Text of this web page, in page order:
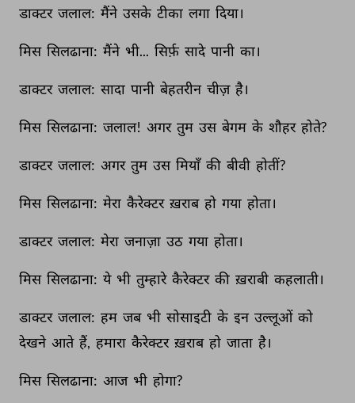
डाक्टर जलाल: मैंने उसके टीका लगा दिया।
मिस सिलढाना: मैंने भी... सिर्फ़ सादे पानी का।
डाक्टर जलाल: सादा पानी बेहतरीन चीज़ है।
मिस सिलढाना: जलाल! अगर तुम उस बेगम के शौहर होते?
डाक्टर जलाल: अगर तुम उस मियाँ की बीवी होतीं?
मिस सिलढाना: मेरा कैरेक्टर ख़राब हो गया होता।
डाक्टर जलाल: मेरा जनाज़ा उठ गया होता।
मिस सिलढाना: ये भी तुम्हारे कैरेक्टर की ख़राबी कहलाती।
डाक्टर जलाल: हम जब भी सोसाइटी के इन उल्लूओं को
देखने आते हैं, हमारा कैरेक्टर ख़राब हो जाता है।
मिस सिलढाना: आज भी होगा?